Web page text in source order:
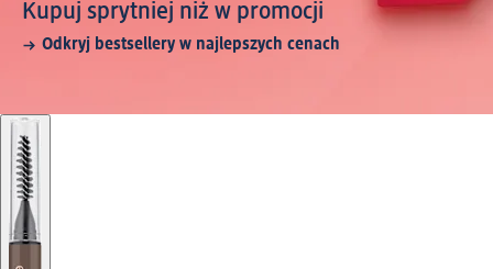
Kupuj sprytniej niż w promocji
Odkryj bestsellery w najlepszych cenach